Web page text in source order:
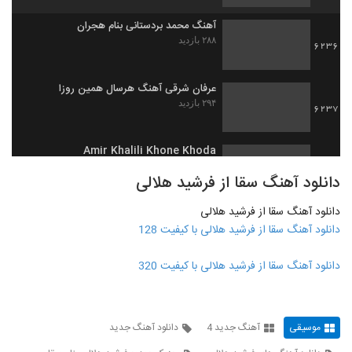
6236
آهنگ محمد بردستانی بنام هجران
۲۸۸ بازدید
6237
عرفان شرقی آهنگ هرسال همین روزا
۲۹۴ بازدید
Amir Khalili Khone Khoda
6239
دانلود آهنگ جدید و زیبای امیراردلان یوسفی با
نام آقا جان
۲۴۹ بازدید
آهنگ آرمان آزمند بنام بابا کجایی
دانلود آهنگ موج شیدایی سقا خونه
دانلود آهنگ سقا از فرشید هلالی
دانلود آهنگ سقا از فرشید هلالی
دانلود آهنگ سقا از فرشید هلالی با کیفیت 128
دانلود آهنگ سقا از فرشید هلالی با کیفیت 320
موسیقی آهنگ جدید 4
دانلود آهنگ جدید